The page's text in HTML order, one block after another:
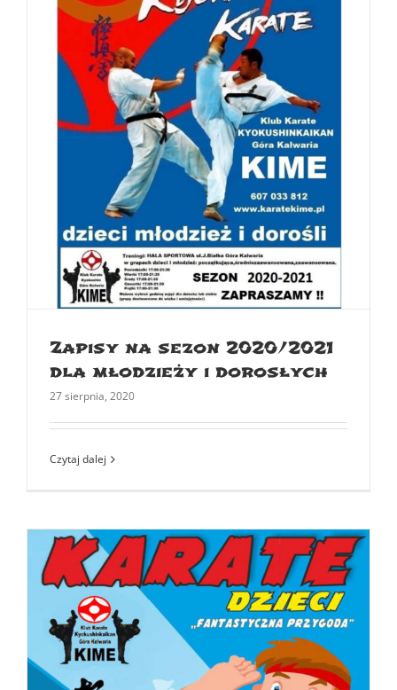
Zapisy na sezon 2020/2021
dla młodzieży i dorosłych
27 sierpnia, 2020
Czytaj dalej